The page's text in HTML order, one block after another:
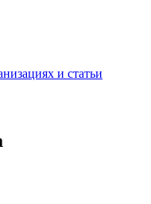
и статьи